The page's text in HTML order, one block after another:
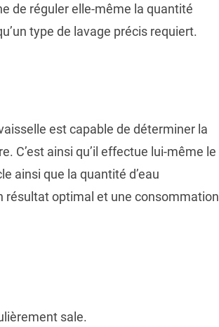
de réguler elle-même la quantité
type de lavage précis requiert.
est capable de déterminer la
C’est ainsi qu’il effectue lui-même le
ainsi que la quantité d’eau
résultat optimal et une consommation
sale.